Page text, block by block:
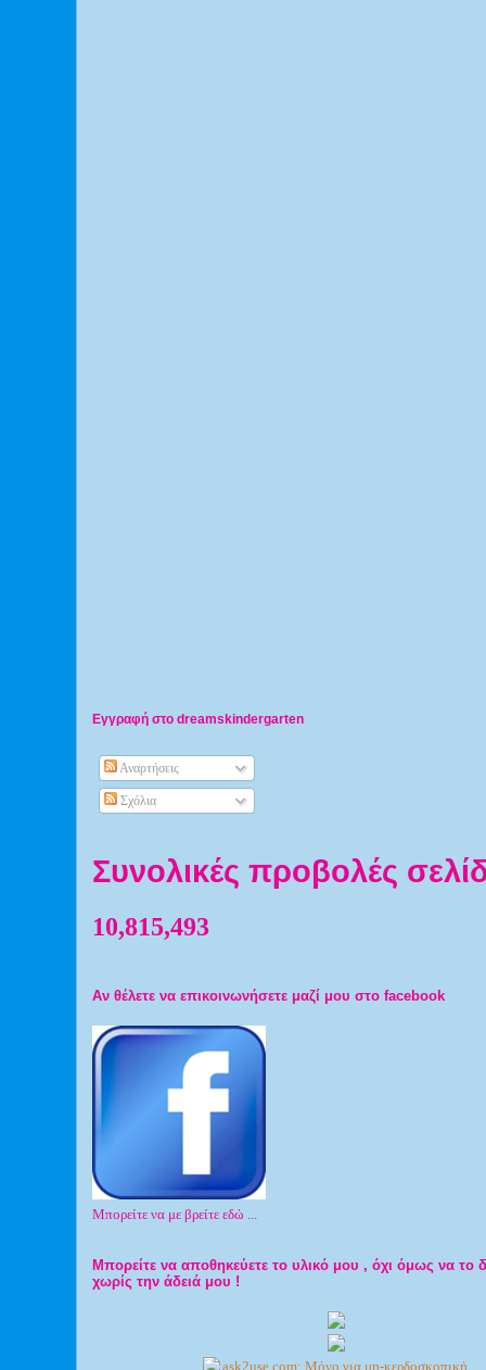
Εγγραφή στο dreamskindergarten
Αναρτήσεις
Σχόλια
Συνολικές προβολές
10,815,493
Αν θέλετε να επικοινωνήσετε μαζί μου στο facebook
Μπορείτε να με βρείτε εδώ ...
Μπορείτε να αποθηκεύετε το υλικό μου , όχι όμως να το
χωρίς την άδειά μου !